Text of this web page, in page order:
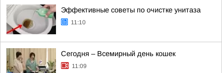
Эффективные советы по очистке унитаза
11:10
Сегодня – Всемирный день кошек
11:09